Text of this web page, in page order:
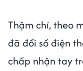
Thậm chí, theo
đã đổi số điện
chấp nhận tay